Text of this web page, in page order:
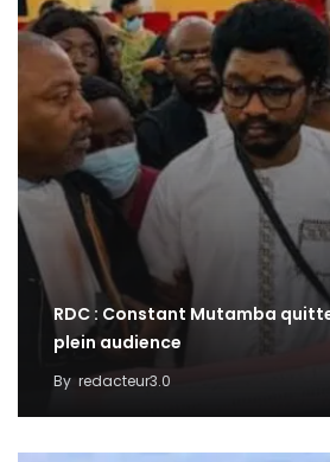
RDC : Constant Mutamba
plein audience
By redacteur3.0